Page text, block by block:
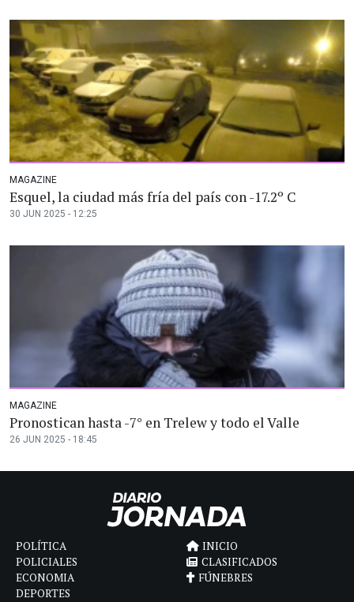
MAGAZINE
Esquel, la ciudad más fría del país con -17.2º C
30 JUN 2025 - 12:25
MAGAZINE
Pronostican hasta -7° en Trelew y todo el Valle
26 JUN 2025 - 18:45
POLÍTICA
POLICIALES
ECONOMIA
DEPORTES
INICIO
CLASIFICADOS
FÚNEBRES